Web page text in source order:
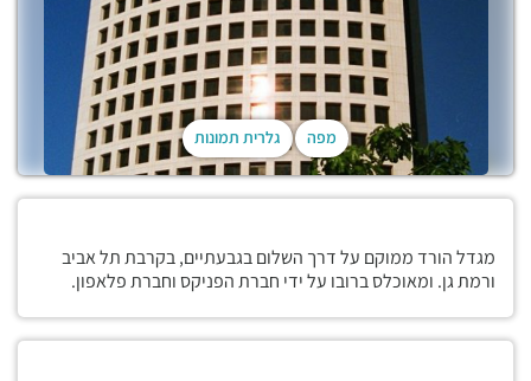
מפה גלרית תמונות
מגדל הורד ממוקם על דרך השלום בגבעתיים, בקרבת תל אביב
ורמת גן. ומאוכלס ברובו על ידי חברת הפניקס וחברת פלאפון.